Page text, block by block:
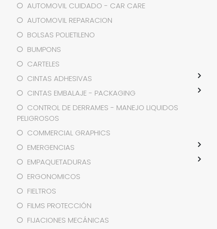
AUTOMOVIL CUIDADO - CAR CARE
AUTOMOVIL REPARACION
BOLSAS POLIETILENO
BUMPONS
CARTELES
CINTAS ADHESIVAS
CINTAS EMBALAJE - PACKAGING
CONTROL DE DERRAMES - MANEJO LIQUIDOS
PELIGROSOS
COMMERCIAL GRAPHICS
EMERGENCIAS
EMPAQUETADURAS
ERGONOMICOS
FIELTROS
FILMS PROTECCIÓN
FIJACIONES MECÁNICAS